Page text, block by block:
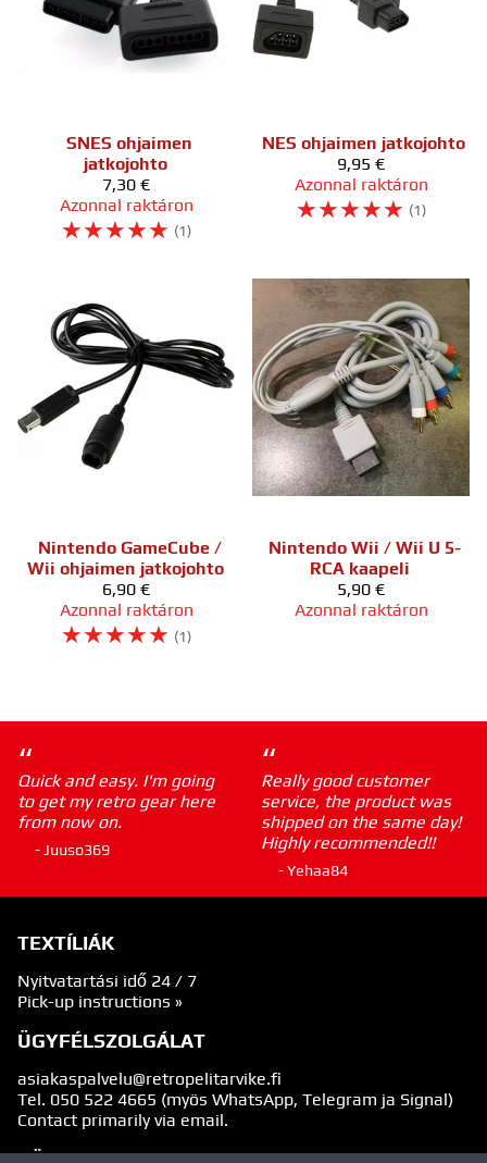
SNES ohjaimen
jatkojohto
7,30 €
Azonnal raktáron
☆☆☆☆☆ (1)
NES ohjaimen jatkojohto
9,95 €
Azonnal raktáron
☆☆☆☆☆ (1)
Nintendo GameCube /
Wii ohjaimen jatkojohto
6,90 €
Azonnal raktáron
☆☆☆☆☆ (1)
Nintendo Wii / Wii U 5-
RCA kaapeli
5,90 €
Azonnal raktáron
“
Quick and easy. I'm going
to get my retro gear here
from now on.
- Juuso369
“
Really good customer
service, the product was
shipped on the same day!
Highly recommended!!
- Yehaa84
TEXTÍLIÁK
Nyitvatartási idő 24 / 7
Pick-up instructions »
ÜGYFÉLSZOLGÁLAT
asiakaspalvelu@retropelitarvike.fi
Tel. 050 522 4665 (myös WhatsApp, Telegram ja Signal)
Contact primarily via email.